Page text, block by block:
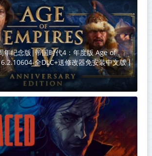
年纪念版|帝国时代4：年度版 Age of
全DLC+送修改器免安装中文版丨